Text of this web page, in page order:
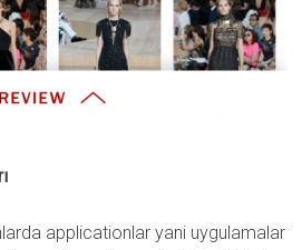
applicationlar yani uygulamalar